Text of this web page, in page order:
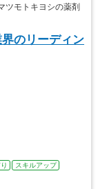
ツモトキヨシの薬剤
界のリーディン
スキルアップ